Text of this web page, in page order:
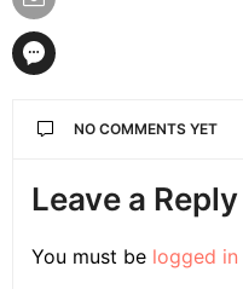
NO COMMENTS YET
Leave a Reply
You must be logged in